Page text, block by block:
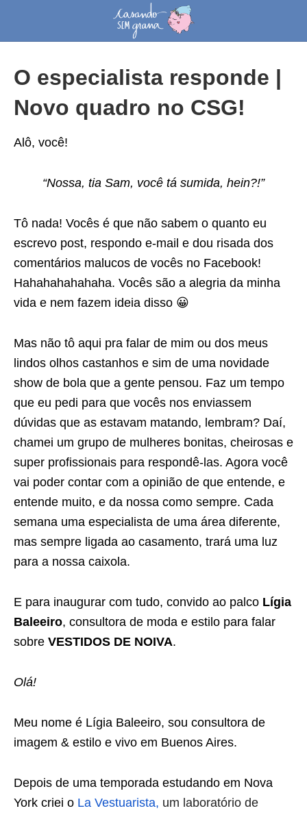
O especialista responde |
Novo quadro no CSG!
Alô, você!
“Nossa, tia Sam, você tá sumida, hein?!”
Tô nada! Vocês é que não sabem o quanto eu
escrevo post, respondo e-mail e dou risada dos
comentários malucos de vocês no Facebook!
Hahahahahahaha. Vocês são a alegria da minha
vida e nem fazem ideia disso 😀
Mas não tô aqui pra falar de mim ou dos meus
lindos olhos castanhos e sim de uma novidade
show de bola que a gente pensou. Faz um tempo
que eu pedi para que vocês nos enviassem
dúvidas que as estavam matando, lembram? Daí,
chamei um grupo de mulheres bonitas, cheirosas e
super profissionais para respondê-las. Agora você
vai poder contar com a opinião de que entende, e
entende muito, e da nossa como sempre. Cada
semana uma especialista de uma área diferente,
mas sempre ligada ao casamento, trará uma luz
para a nossa caixola.
E para inaugurar com tudo, convido ao palco Lígia
Baleeiro, consultora de moda e estilo para falar
sobre VESTIDOS DE NOIVA.
Olá!
Meu nome é Lígia Baleeiro, sou consultora de
imagem & estilo e vivo em Buenos Aires.
Depois de uma temporada estudando em Nova
York criei o La Vestuarista, um laboratório de